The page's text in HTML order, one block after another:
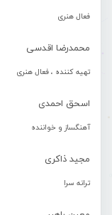
فعال هنری
محمدرضا اقدسی
تهیه کننده ، فعال هنری
اسحق احمدی
آهنگساز و خواننده
مجید ذاکری
ترانه سرا